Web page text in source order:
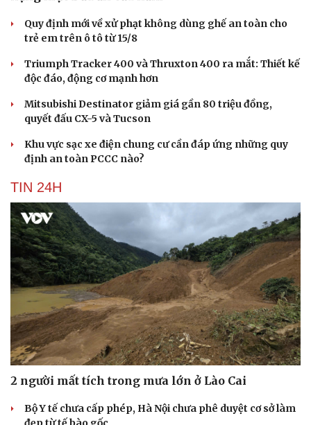
Quy định mới về xử phạt không dùng ghế an toàn cho
trẻ em trên ô tô từ 15/8
Triumph Tracker 400 và Thruxton 400 ra mắt: Thiết kế
độc đáo, động cơ mạnh hơn
Mitsubishi Destinator giảm giá gần 80 triệu đồng,
quyết đấu CX-5 và Tucson
Khu vực sạc xe điện chung cư cần đáp ứng những quy
định an toàn PCCC nào?
TIN 24H
2 người mất tích trong mưa lớn ở Lào Cai
Bộ Y tế chưa cấp phép, Hà Nội chưa phê duyệt cơ sở làm